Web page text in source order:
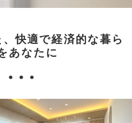
快適で経済的な暮ら
あなたに